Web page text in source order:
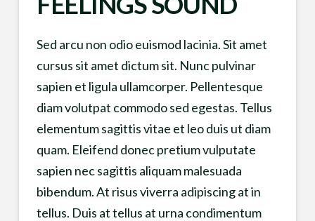
Sed arcu non odio euismod lacinia. Sit amet
cursus sit amet dictum sit. Nunc pulvinar
sapien et ligula ullamcorper. Pellentesque
diam volutpat commodo sed egestas. Tellus
elementum sagittis vitae et leo duis ut diam
quam. Eleifend donec pretium vulputate
sapien nec sagittis aliquam malesuada
bibendum. At risus viverra adipiscing at in
tellus. Duis at tellus at urna condimentum